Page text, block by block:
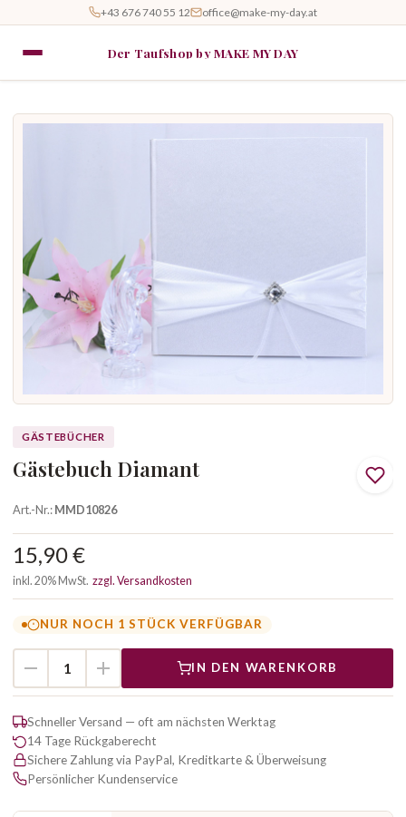
+43 676 740 55 12 office@make-my-day.at
Der Taufshop by MAKE MY DAY
GÄSTEBÜCHER
Gästebuch Diamant
Art.-Nr.:MMD10826
15,90 €
inkl. 20% MwSt. zzgl. Versandkosten
NUR NOCH 1 STÜCK VERFÜGBAR
IN DEN WARENKORB
Schneller Versand — oft am nächsten Werktag
14 Tage Rückgaberecht
Sichere Zahlung via PayPal, Kreditkarte & Überweisung
Persönlicher Kundenservice